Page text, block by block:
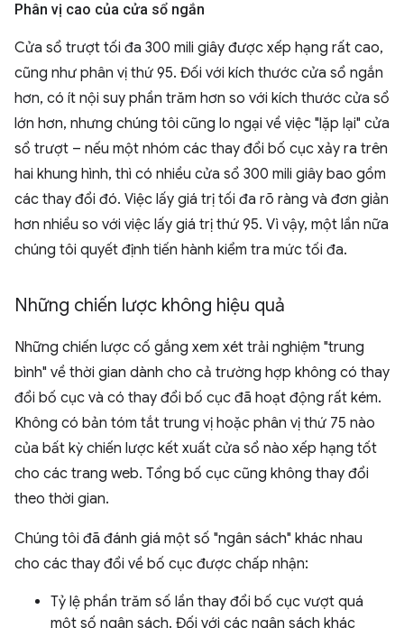
Phân vị cao của cửa sổ ngắn
Cửa sổ trượt tối đa 300 mili giây được xếp hạng rất cao,
cũng như phân vị thứ 95. Đối với kích thước cửa sổ ngắn
hơn, có ít nội suy phần trăm hơn so với kích thước cửa sổ
lớn hơn, nhưng chúng tôi cũng lo ngại về việc "lặp lại" cửa
sổ trượt – nếu một nhóm các thay đổi bố cục xảy ra trên
hai khung hình, thì có nhiều cửa sổ 300 mili giây bao gồm
các thay đổi đó. Việc lấy giá trị tối đa rõ ràng và đơn giản
hơn nhiều so với việc lấy giá trị thứ 95. Vì vậy, một lần nữa
chúng tôi quyết định tiến hành kiểm tra mức tối đa.
Những chiến lược không hiệu quả
Những chiến lược cố gắng xem xét trải nghiệm "trung
bình" về thời gian dành cho cả trường hợp không có thay
đổi bố cục và có thay đổi bố cục đã hoạt động rất kém.
Không có bản tóm tắt trung vị hoặc phân vị thứ 75 nào
của bất kỳ chiến lược kết xuất cửa sổ nào xếp hạng tốt
cho các trang web. Tổng bố cục cũng không thay đổi
theo thời gian.
Chúng tôi đã đánh giá một số "ngân sách" khác nhau
cho các thay đổi về bố cục được chấp nhận:
Tỷ lệ phần trăm số lần thay đổi bố cục vượt quá
một số ngân sách. Đối với các ngân sách khác